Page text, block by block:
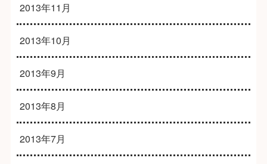
2013年11月
2013年10月
2013年9月
2013年8月
2013年7月